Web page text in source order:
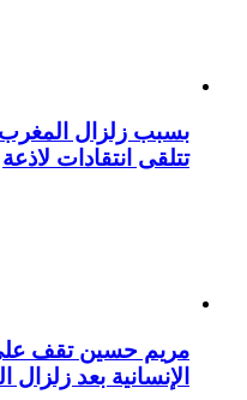
بسبب زلزال المغرب
تتلقى انتقادات لاذعة
مريم حسين تقف
الإنسانية بعد زلزال